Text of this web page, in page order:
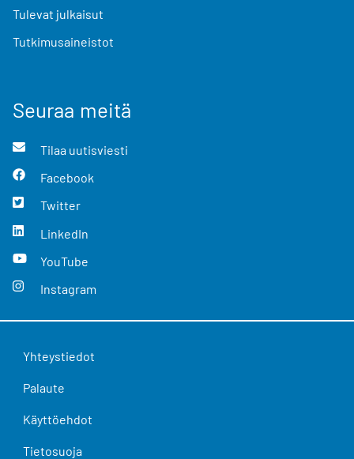
Tulevat julkaisut
Tutkimusaineistot
Seuraa meitä
Tilaa uutisviesti
Facebook
Twitter
LinkedIn
YouTube
Instagram
Yhteystiedot
Palaute
Käyttöehdot
Tietosuoja